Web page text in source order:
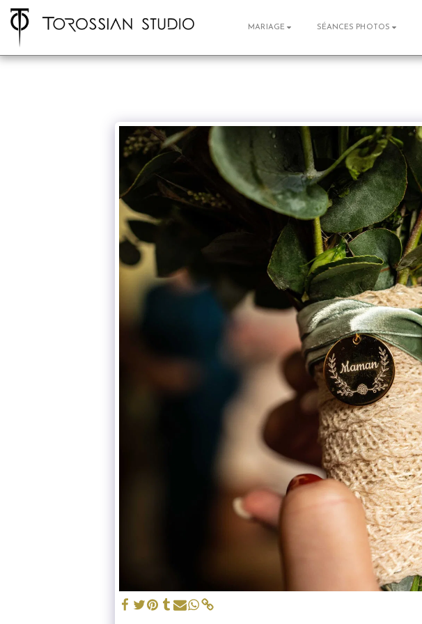
MARIAGE SÉANCES PHOTOS